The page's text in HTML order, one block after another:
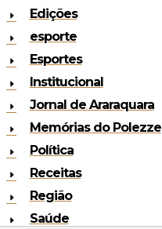
Edições
esporte
Esportes
Institucional
Jornal de Araraquara
Memórias do Polezze
Política
Receitas
Região
Saúde